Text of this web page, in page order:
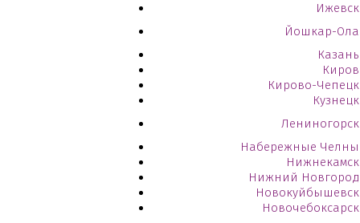
Ижевск
Йошкар-Ола
Казань
Киров
Кирово-Чепецк
Кузнецк
Лениногорск
Набережные Челны
Нижнекамск
Нижний Новгород
Новокуйбышевск
Новочебоксарск